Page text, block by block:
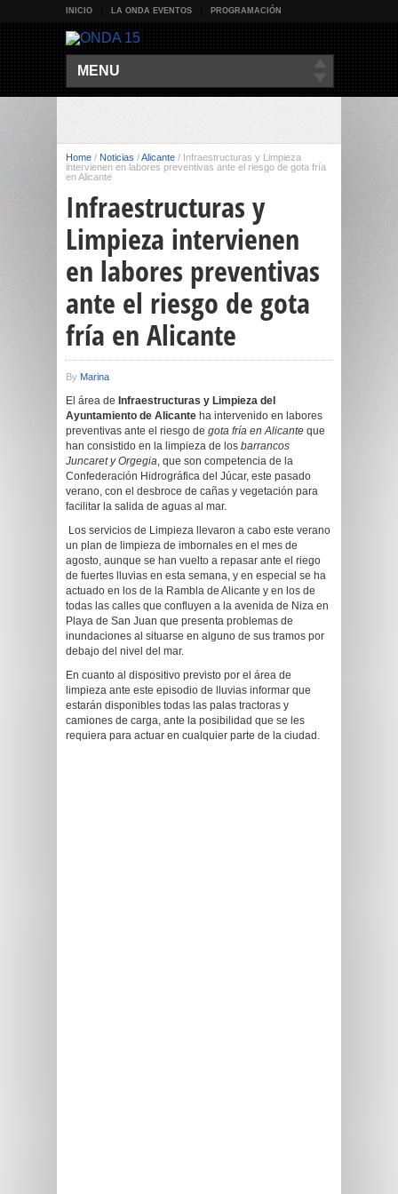
INICIO LA ONDA EVENTOS PROGRAMACIÓN
MENU
Home / Noticias /Alicante / Infraestructuras y Limpieza
intervienen en labores preventivas ante el riesgo de gota fría
en Alicante
Infraestructuras y
Limpieza intervienen
en labores preventivas
ante el riesgo de gota
fría en Alicante
By Marina
El área de Infraestructuras y Limpieza del
Ayuntamiento de Alicante ha intervenido en labores
preventivas ante el riesgo de gota fría en Alicante que
han consistido en la limpieza de los barrancos
Juncaret y Orgegia, que son competencia de la
Confederación Hidrográfica del Júcar, este pasado
verano, con el desbroce de cañas y vegetación para
facilitar la salida de aguas al mar.
Los servicios de Limpieza llevaron a cabo este verano
un plan de limpieza de imbornales en el mes de
agosto, aunque se han vuelto a repasar ante el riego
de fuertes lluvias en esta semana, y en especial se ha
actuado en los de la Rambla de Alicante y en los de
todas las calles que confluyen a la avenida de Niza en
Playa de San Juan que presenta problemas de
inundaciones al situarse en alguno de sus tramos por
debajo del nivel del mar.
En cuanto al dispositivo previsto por el área de
limpieza ante este episodio de lluvias informar que
estarán disponibles todas las palas tractoras y
camiones de carga, ante la posibilidad que se les
requiera para actuar en cualquier parte de la ciudad.